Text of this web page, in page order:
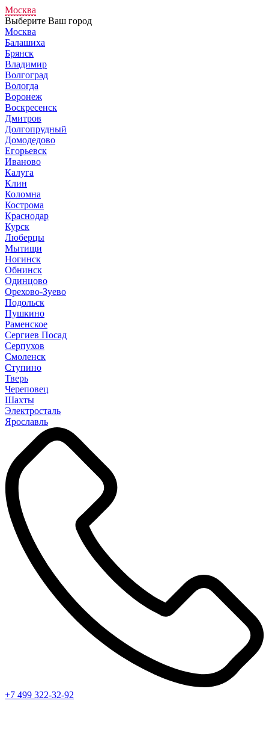
Москва
Выберите Ваш город
Москва
Балашиха
Брянск
Владимир
Волгоград
Вологда
Воронеж
Воскресенск
Дмитров
Долгопрудный
Домодедово
Егорьевск
Иваново
Калуга
Клин
Коломна
Кострома
Краснодар
Курск
Люберцы
Мытищи
Ногинск
Обнинск
Одинцово
Орехово-Зуево
Подольск
Пушкино
Раменское
Сергиев Посад
Серпухов
Смоленск
Ступино
Тверь
Череповец
Шахты
Электросталь
Ярославль
+7 499 322-32-92